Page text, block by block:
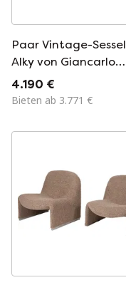
Paar Vintage-Sessel
Alky von Giancarlo
Piretti für Artifort,
1970er Jahre
4.190 €
Bieten ab 3.771 €